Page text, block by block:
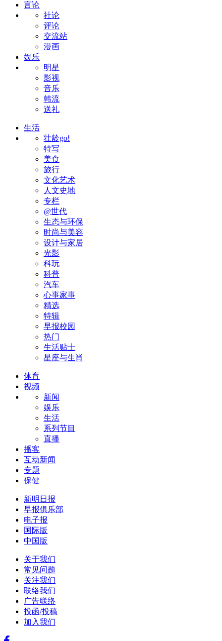
言论
社论
评论
交流站
漫画
娱乐
明星
影视
音乐
韩流
送礼
生活
壮龄go!
特写
美食
旅行
文化艺术
人文史地
专栏
@世代
生态与环保
时尚与美容
设计与家居
光影
科玩
科普
汽车
心事家事
精选
特辑
早报校园
热门
生活贴士
星座与生肖
体育
视频
新闻
娱乐
生活
系列节目
直播
播客
互动新闻
专题
保健
新明日报
早报俱乐部
电子报
国际版
中国版
关于我们
常见问题
关注我们
联络我们
广告联络
投函/投稿
加入我们